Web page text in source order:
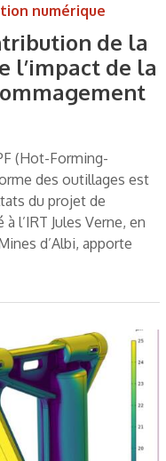
numérique
de la
l’impact de la
(Hot-Forming-
des outillages est
du projet de
l’IRT Jules Verne, en
d’Albi, apporte